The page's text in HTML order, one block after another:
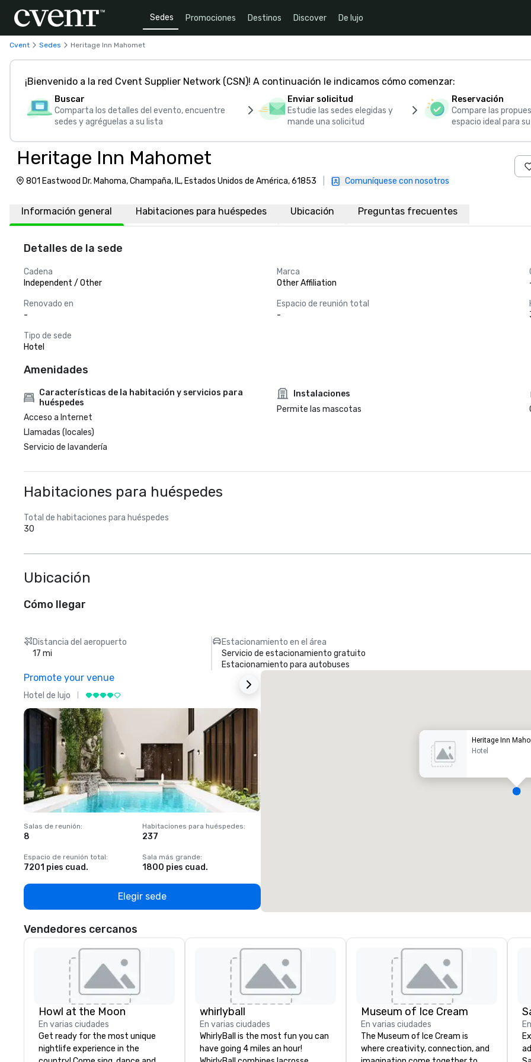
Sedes Promociones Destinos Discover De lujo
Cvent Sedes Heritage Inn Mahomet
¡Bienvenido a la red Cvent Supplier Network (CSN)! A continuación le indicamos cómo comenzar:
Buscar
Comparta los detalles del evento, encuentre
sedes y agréguelas a su lista
Enviar solicitud
Estudie las sedes elegidas y
mande una solicitud
Reservación
Compare las
espacio ideal para
Heritage Inn Mahomet
801 Eastwood Dr. Mahoma, Champaña, IL, Estados Unidos de América, 61853 Comuníquese con nosotros
Información general Habitaciones para huéspedes Ubicación Preguntas frecuentes
Detalles de la sede
Cadena
Independent / Other
Marca
Other Affiliation
Renovado en
-
Espacio de reunión total
-
Tipo de sede
Hotel
Amenidades
Características de la habitación y servicios para
huéspedes
Acceso a Internet
Llamadas (locales)
Servicio de lavandería
Instalaciones
Permite las mascotas
Habitaciones para huéspedes
Total de habitaciones para huéspedes
30
Ubicación
Cómo llegar
Distancia del aeropuerto
17 mi
Estacionamiento en el área
Servicio de estacionamiento gratuito
Estacionamiento para autobuses
Promote your venue
Hotel de lujo
Salas de reunión:
8
Habitaciones para huéspedes:
237
Espacio de reunión total:
7201 pies cuad.
Sala más grande:
1800 pies cuad.
Elegir sede
Heritage Inn
Hotel
Vendedores cercanos
Howl at the Moon
En varias ciudades
Get ready for the most unique
nightlife experience in the
whirlyball
En varias ciudades
WhirlyBall is the most fun you can
have going 4 miles an hour!
Museum of Ice Cream
En varias ciudades
The Museum of Ice Cream is
where creativity, connection, and